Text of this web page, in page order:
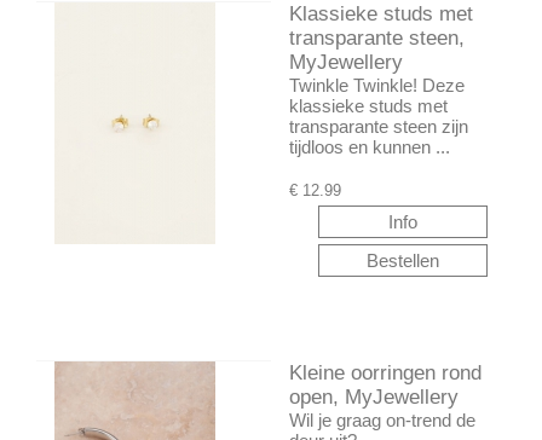
Klassieke studs met
transparante steen,
MyJewellery
Twinkle Twinkle! Deze
klassieke studs met
transparante steen zijn
tijdloos en kunnen ...
€ 12.99
Kleine oorringen rond
open, MyJewellery
Wil je graag on-trend de